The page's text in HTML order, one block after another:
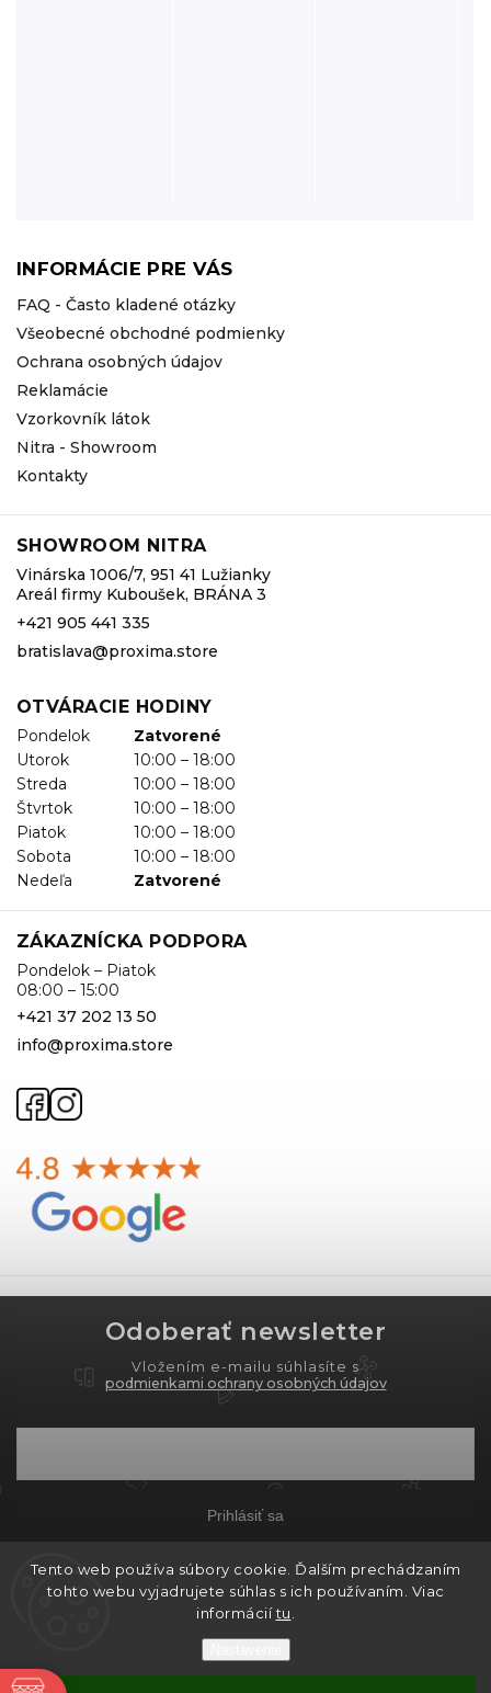
Tento web používa súbory cookie. Ďalším prechádzaním
tohto webu vyjadrujete súhlas s ich používaním. Viac
informáciítu
INFORMÁCIE PRE VÁS
FAQ - Často kladené otázky
Všeobecné obchodné podmienky
Ochrana osobných údajov
Reklamácie
Vzorkovník látok
Nitra - Showroom
Kontakty
SHOWROOM NITRA
Vinárska 1006/7, 951 41 Lužianky
Areál firmy Kuboušek, BRÁNA 3
+421 905 441 335
bratislava@proxima.store
OTVÁRACIE HODINY
Pondelok
Zatvorené
Utorok
10:00 – 18:00
Streda
10:00 – 18:00
Štvrtok
10:00 – 18:00
Piatok
10:00 – 18:00
Sobota
10:00 – 18:00
Nedeľa
Zatvorené
ZÁKAZNÍCKA PODPORA
Pondelok – Piatok
08:00 – 15:00
+421 37 202 13 50
info@proxima.store
Odoberať newsletter
Vložením e-mailu súhlasíte s
podmienkami ochrany osobných údajov
Prihlásiť sa
Copyright 2026PROXIMA.store
Grafický návrh vytvořil a nakódoval